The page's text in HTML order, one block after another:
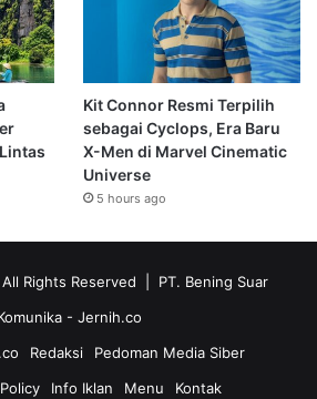
Kit Connor Resmi Terpilih
sebagai Cyclops, Era Baru
X-Men di Marvel Cinematic
Universe
5 hours ago
Rights Reserved | PT. Bening Suar
- Jernih.co
Redaksi
Pedoman Media Siber
Info Iklan Menu Kontak